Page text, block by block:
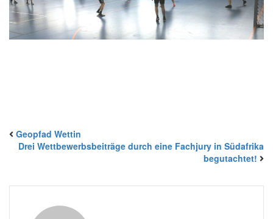
Geopfad Wettin
Drei Wettbewerbsbeiträge durch eine Fachjury in Südafrika
begutachtet!